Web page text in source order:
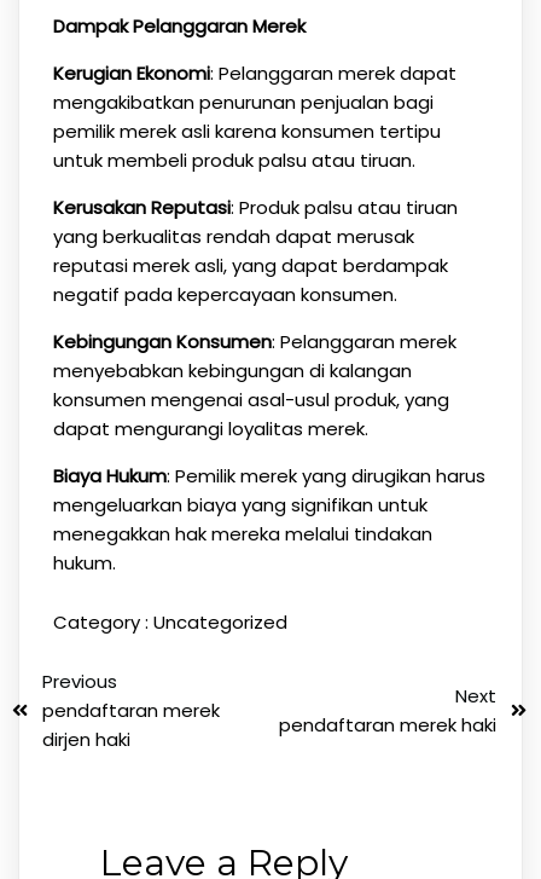
Dampak Pelanggaran Merek
Kerugian Ekonomi: Pelanggaran merek dapat
mengakibatkan penurunan penjualan bagi
pemilik merek asli karena konsumen tertipu
untuk membeli produk palsu atau tiruan.
Kerusakan Reputasi: Produk palsu atau tiruan
yang berkualitas rendah dapat merusak
reputasi merek asli, yang dapat berdampak
negatif pada kepercayaan konsumen.
Kebingungan Konsumen: Pelanggaran merek
menyebabkan kebingungan di kalangan
konsumen mengenai asal-usul produk, yang
dapat mengurangi loyalitas merek.
Biaya Hukum: Pemilik merek yang dirugikan harus
mengeluarkan biaya yang signifikan untuk
menegakkan hak mereka melalui tindakan
hukum.
Category : Uncategorized
Previous
pendaftaran merek
dirjen haki
Next
pendaftaran merek haki
Leave a Reply